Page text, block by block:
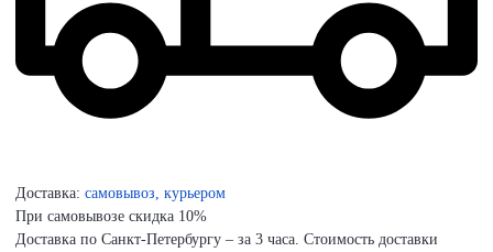
Доставка: самовывоз, курьером
При самовывозе скидка 10%
Доставка по Санкт-Петербургу – за 3 часа. Стоимость доставки